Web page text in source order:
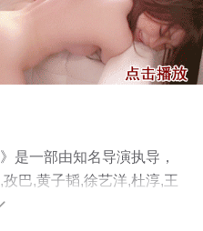
是一部由知名导演执导，
巴,黄子韬,徐艺洋,杜淳,王
绎的中国大陆综艺，手机免